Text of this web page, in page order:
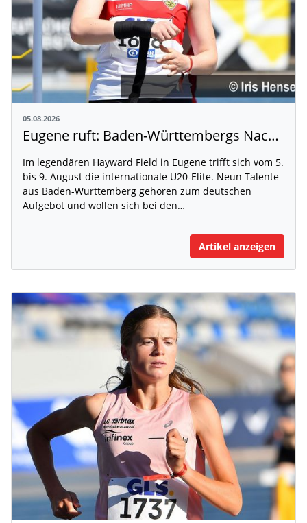
05.08.2026
Eugene ruft: Baden-Württembergs Nachwuchs greift nach der Weltspitze
Im legendären Hayward Field in Eugene trifft sich vom 5.
bis 9. August die internationale U20-Elite. Neun Talente
aus Baden-Württemberg gehören zum deutschen
Aufgebot und wollen sich bei den…
Artikel anzeigen